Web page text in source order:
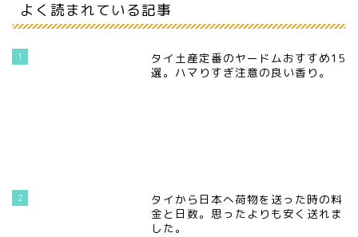
よく読まれている記事
1
タイ土産定番のヤードムおすすめ15
選。ハマりすぎ注意の良い香り。
2
タイから日本へ荷物を送った時の料
金と日数。思ったよりも安く送れま
した。